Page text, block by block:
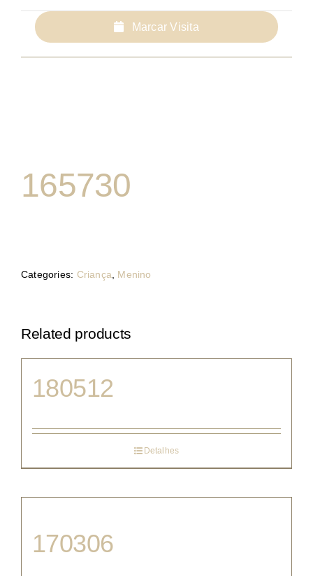
Marcar Visita
165730
Categories: Criança, Menino
Related products
180512
Detalhes
170306